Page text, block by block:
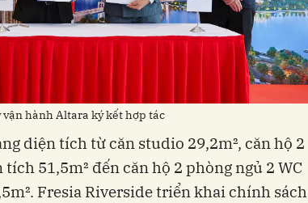
hành Altara ký kết hợp tác
diện tích từ căn studio 29,2m², căn hộ 2
51,5m² đến căn hộ 2 phòng ngủ 2 WC
Fresia Riverside triển khai chính sách